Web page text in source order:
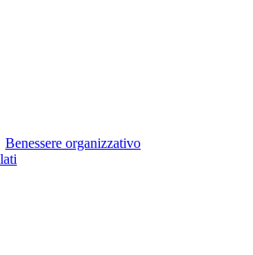
Benessere organizzativo